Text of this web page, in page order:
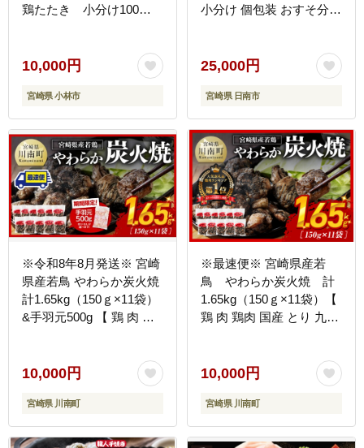
鶏たたき 小分け100ｇ
刺し 鶏刺し 惣菜 調理済
10,000円
宮崎県 小林市
小分け 個包装 おすそ分け
簡単調理 レンチン お取り
寄せ グルメ 名物 ご当地
宮崎県 日南市 送料無料
お肉だヨ!全員集合!! KOO
評価★日南市 はなまる和
農場 日南市トリ肉_E35-
22
25,000円
宮崎県 日南市
※令和8年8月発送※ 宮崎
県産若鳥 やわらか炭火焼
計1.65kg（150ｇ×11袋）
&手羽元500g 【 鶏 肉 鶏
】[C00903r808]
10,000円
宮崎県 川南町
※最速便※ 宮崎県産若
鳥 やわらか炭火焼 計
1.65kg（150ｇ×11袋）【
鶏 肉 鶏肉 国産 とり 九州
10,000円
宮崎県 川南町